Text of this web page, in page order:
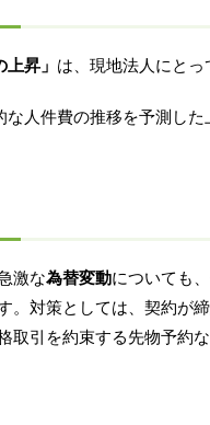
上昇」 は、現地法人にとっ
人件費の推移を予測し
激な為替変動についても
。対策としては、契約が
取引を約束する先物予約な